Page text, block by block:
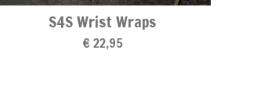
S4S Wrist Wraps
€ 22,95